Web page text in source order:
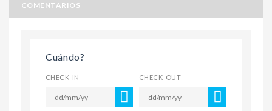
COMENTARIOS
Cuándo?
CHECK-IN CHECK-OUT